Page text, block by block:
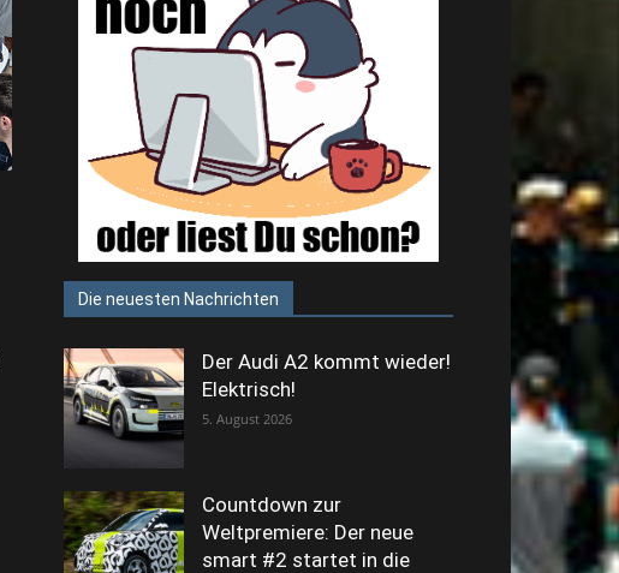
Die neuesten Nachrichten
Der Audi A2 kommt wieder!
Elektrisch!
5. August 2026
Countdown zur
Weltpremiere: Der neue
smart #2 startet in die